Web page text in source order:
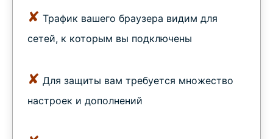
✘ Трафик вашего браузера видим для
сетей, к которым вы подключены
✘ Для защиты вам требуется множество
настроек и дополнений